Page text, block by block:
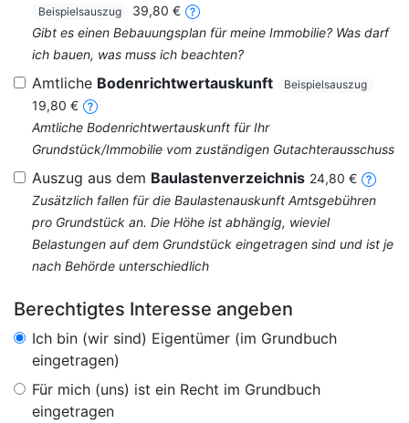
Beispielsauszug
39,80 €
Gibt es einen Bebauungsplan für meine Immobilie? Was darf
ich bauen, was muss ich beachten?
Amtliche Bodenrichtwertauskunft Beispielsauszug
19,80 €
Amtliche Bodenrichtwertauskunft für Ihr
Grundstück/Immobilie vom zuständigen Gutachterausschuss
Auszug aus dem Baulastenverzeichnis 24,80 €
Zusätzlich fallen für die Baulastenauskunft Amtsgebühren
pro Grundstück an. Die Höhe ist abhängig, wieviel
Belastungen auf dem Grundstück eingetragen sind und ist je
nach Behörde unterschiedlich
Berechtigtes Interesse angeben
Ich bin (wir sind) Eigentümer (im Grundbuch
eingetragen)
Für mich (uns) ist ein Recht im Grundbuch
eingetragen